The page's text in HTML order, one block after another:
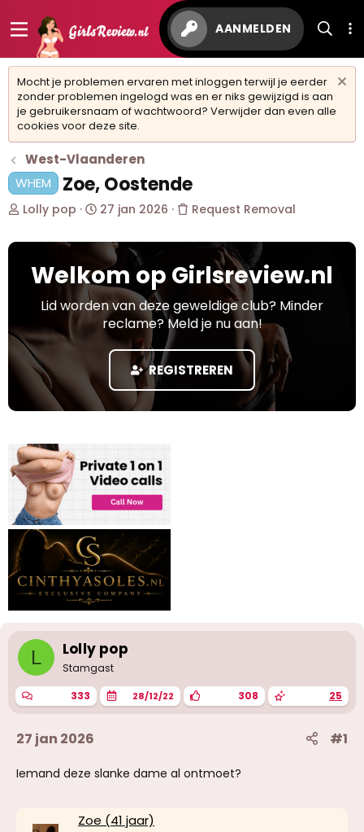
AANMELDEN
Mocht je problemen ervaren met inloggen terwijl je eerder
zonder problemen ingelogd was en er niks gewijzigd is aan
je gebruikersnaam of wachtwoord? Verwijder dan even alle
cookies voor deze site.
West-Vlaanderen
WHEM
Zoe, Oostende
O
d
p
s
t
r
Lolly pop
S
a
r
t
d
a
t
u
m
27 jan 2026 Request Removal
Welkom op Girlsreview.nl
Lid worden van deze geweldige club? Minder
reclame? Meld je nu aan!
REGISTREREN
L Lolly pop
Stamgast
333 28/12/22 308 25
27 jan 2026 #1
Iemand deze slanke dame al ontmoet?
Zoe (41 jaar)